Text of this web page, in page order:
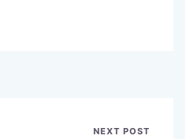
NEXT POST